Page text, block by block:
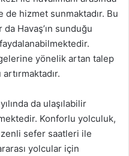
de hizmet sunmaktadır. Bu
Havaş’ın sunduğu
yönelik artan talep
da ulaşılabilir
Konforlu yolculuk,
sefer saatleri ile
yolcular için